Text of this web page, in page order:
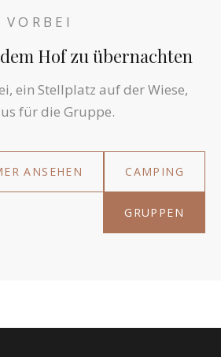
Hof zu übernachten
ein Stellplatz auf der Wiese,
für die Gruppe.
ANSEHEN CAMPING
GRUPPEN